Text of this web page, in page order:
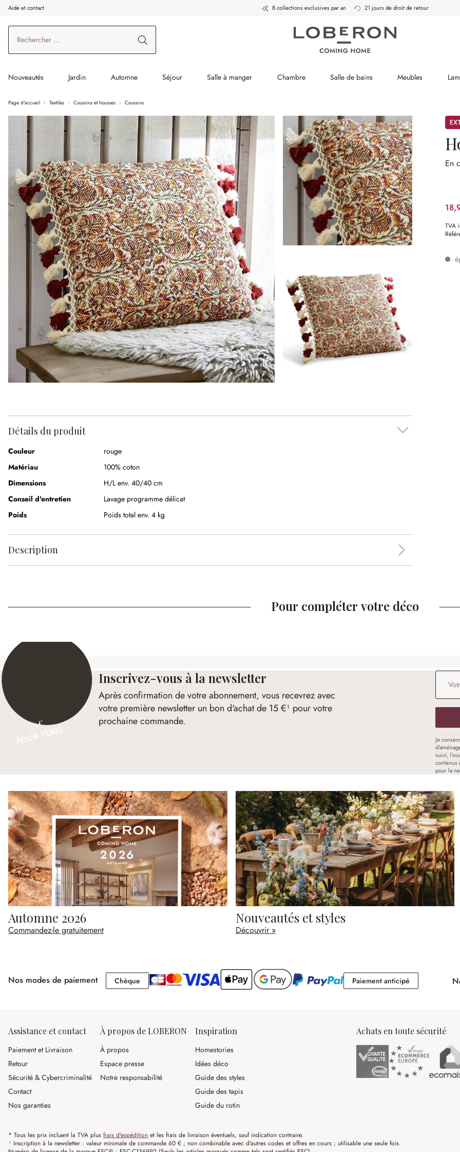
au contenu principal
Aller à la recherche
Aller à la navigation principale
Aide et contact 8 collections exclusives par an 21 jours de droit de retour
Nouveautés Jardin Automne Séjour Salle à manger Chambre Salle de bains Meubles
Page d'accueil Textiles Coussins et housses Coussins
En
TVA
Détails du produit
Couleur
rouge
Matériau
100% coton
Dimensions
H/L env. 40/40 cm
Conseil d'entretien
Lavage programme délicat
Poids
Poids total env. 4 kg
Description
Pour compléter votre déco
15 €
Inscrivez-vous à la newsletter
Après confirmation de votre abonnement, vous recevrez avec
votre première newsletter un bon d'achat de 15 €¹ pour votre
prochaine commande.
Adresse
Je
suivi,
contenus
pour la
Automne 2026
Commandez-le gratuitement
Nouveautés et styles
Découvrir »
Nos modes de paiement Chèque Chèque Paiement anticipéPaiement
Assistance et contact
Paiement et Livraison
Retour
Sécurité & Cybercriminalité
Contact
Nos garanties
À propos de LOBERON
À propos
Espace presse
Notre responsabilité
Inspiration
Homestories
Idées déco
Guide des styles
Guide des tapis
Guide du rotin
Achats en toute sécurité
* Tous les prix incluent la TVA plus frais d'expédition et les frais de livraison éventuels, sauf indication contraire.
¹ Inscription à la newsletter : valeur minimale de commande 60 € ; non combinable avec d'autres codes et offres en cours ; utilisable une seule fois.